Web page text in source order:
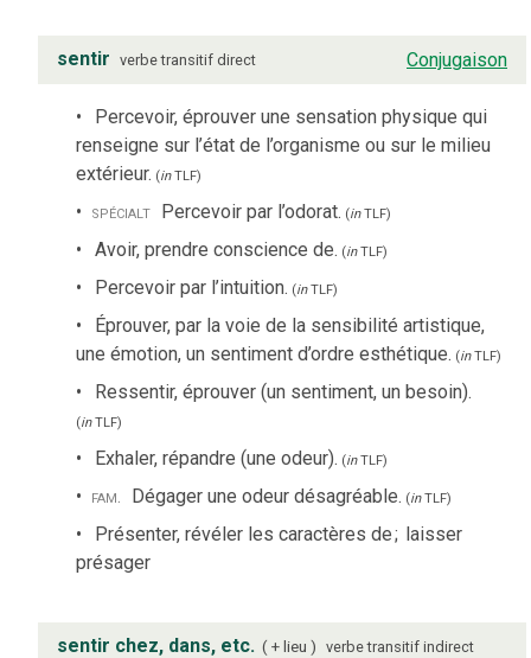
sentir verbe transitif direct Conjugaison
Percevoir, éprouver une sensation physique qui
renseigne sur l’état de l’organisme ou sur le milieu
extérieur. (inTLF)
spécialt Percevoir par l’odorat. (inTLF)
Avoir, prendre conscience de. (inTLF)
Percevoir par l’intuition. (inTLF)
Éprouver, par la voie de la sensibilité artistique,
une émotion, un sentiment d’ordre esthétique. (inTLF)
Ressentir, éprouver (un sentiment, un besoin).
(inTLF)
Exhaler, répandre (une odeur). (inTLF)
fam. Dégager une odeur désagréable. (inTLF)
Présenter, révéler les caractères de; laisser
présager
sentir chez, dans, etc. + lieu verbe transitif indirect